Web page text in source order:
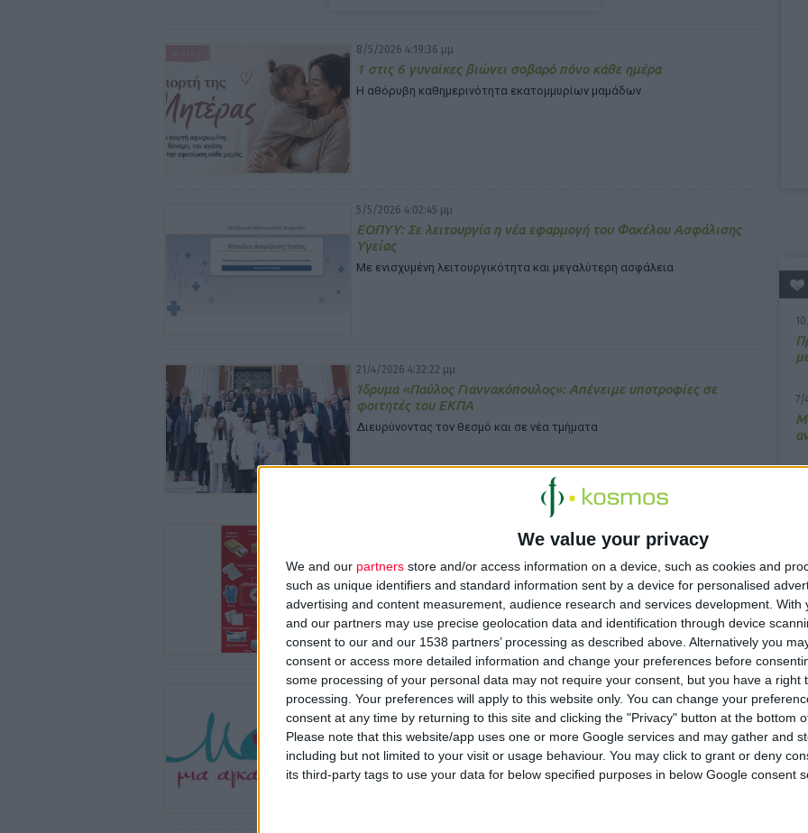
We value your privacy
We and our partners store and/or access information on a device, such as cookies and
such as unique identifiers and standard information sent by a device for personalised
advertising and content measurement, audience research and services development. With
and our partners may use precise geolocation data and identification through device
consent to our and our 1538 partners’ processing as described above. Alternatively you
consent or access more detailed information and change your preferences before
some processing of your personal data may not require your consent, but you have a right
processing. Your preferences will apply to this website only. You can change your
consent at any time by returning to this site and clicking the "Privacy" button at the bottom
Please note that this website/app uses one or more Google services and may gather and
including but not limited to your visit or usage behaviour. You may click to grant or deny
its third-party tags to use your data for below specified purposes in below Google consent
7/
8/5/2026 4:19:36 μμ
1 στις 6 γυναίκες βιώνει σοβαρό πόνο κάθε ημέρα
Η αθόρυβη καθημερινότητα εκατομμυρίων μαμάδων
5/5/2026 4:02:45 μμ
ΕΟΠΥΥ: Σε λειτουργία η νέα εφαρμογή του Φακέλου Ασφάλισης
Υγείας
Με ενισχυμένη λειτουργικότητα και μεγαλύτερη ασφάλεια
21/4/2026 4:32:22 μμ
Ίδρυμα «Παύλος Γιαννακόπουλος»: Απένειμε υποτροφίες σε
φοιτητές του ΕΚΠΑ
Διευρύνοντας τον θεσμό και σε νέα τμήματα
Ο ΕΕΣ υπενθυμίζει τι πρέπει να περιέχει ένα φαρμακείο
αυτοκινήτου
Και καλεί τους πολίτες να εκπαιδευτούν στα προγράμματα Πρώτων
Βοηθειών του
8/4/2026 3:05:32 μμ
«Μαζί μια αγκαλιά» 2026
Η Λάρισα γίνεται σημείο αναφοράς για την πρόληψη, την αλληλεγγύη και